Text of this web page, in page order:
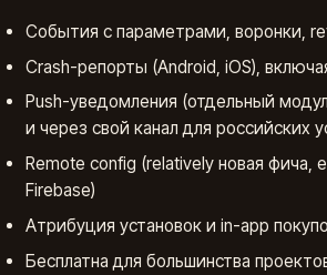
События с параметрами, воронки,
Crash-репорты (Android, iOS),
Push-уведомления (отдельный
и через свой канал для российских
Remote config (relatively новая фича,
Firebase)
Атрибуция установок и in-app
Бесплатна для большинства